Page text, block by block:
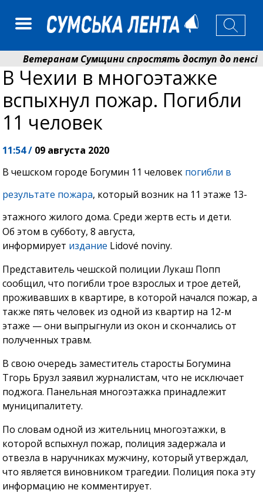
Ветеранам Сумщини спростять доступ до пенсій
Романько розширює програму відпочинку дітей із
В Чехии в многоэтажке
вспыхнул пожар. Погибли
11 человек
11:54 / 09 августа 2020
В чешском городе Богумин 11 человек погибли в
результате пожара, который возник на 11 этаже 13-
этажного жилого дома. Среди жертв есть и дети.
Об этом в субботу, 8 августа,
информирует издание Lidové noviny.
Представитель чешской полиции Лукаш Попп
сообщил, что погибли трое взрослых и трое детей,
проживавших в квартире, в которой начался пожар, а
также пять человек из одной из квартир на 12-м
этаже — они выпрыгнули из окон и скончались от
полученных травм.
В свою очередь заместитель старосты Богумина
Тгорь Брузл заявил журналистам, что не исключает
поджога. Панельная многоэтажка принадлежит
муниципалитету.
По словам одной из жительниц многоэтажки, в
которой вспыхнул пожар, полиция задержала и
отвезла в наручниках мужчину, который утверждал,
что является виновником трагедии. Полиция пока эту
информацию не комментирует.